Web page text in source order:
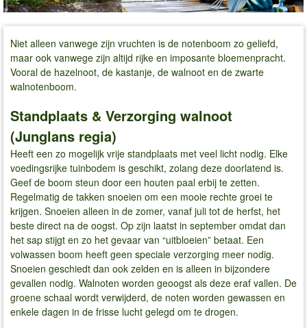
Niet alleen vanwege zijn vruchten is de notenboom zo geliefd,
maar ook vanwege zijn altijd rijke en imposante bloemenpracht.
Vooral de hazelnoot, de kastanje, de walnoot en de zwarte
walnotenboom.
Standplaats & Verzorging walnoot
(Junglans regia)
Heeft een zo mogelijk vrije standplaats met veel licht nodig. Elke
voedingsrijke tuinbodem is geschikt, zolang deze doorlatend is.
Geef de boom steun door een houten paal erbij te zetten.
Regelmatig de takken snoeien om een mooie rechte groei te
krijgen. Snoeien alleen in de zomer, vanaf juli tot de herfst, het
beste direct na de oogst. Op zijn laatst in september omdat dan
het sap stijgt en zo het gevaar van “uitbloeien” betaat. Een
volwassen boom heeft geen speciale verzorging meer nodig.
Snoeien geschiedt dan ook zelden en is alleen in bijzondere
gevallen nodig. Walnoten worden geoogst als deze eraf vallen. De
groene schaal wordt verwijderd, de noten worden gewassen en
enkele dagen in de frisse lucht gelegd om te drogen.